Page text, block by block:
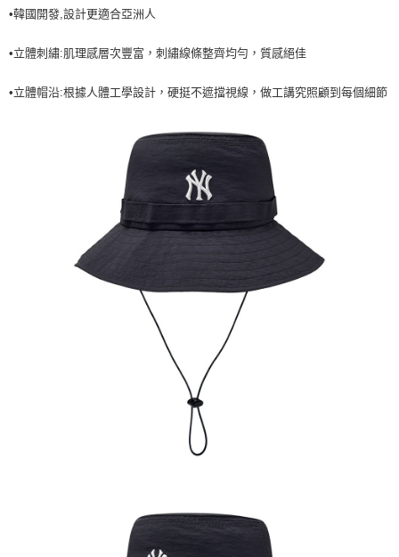
每筆NT$60，滿NT$499(含以上)免運費
宅配滿699免運
•韓國開發,設計更適合亞洲人
•立體刺繡:肌理感層次豐富，刺繡線條整齊均勻，質感絕佳
•立體帽沿:根據人體工學設計，硬挺不遮擋視線，做工講究照顧到每個細節